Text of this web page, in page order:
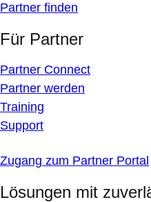
Partner finden
Für Partner
Partner Connect
Partner werden
Training
Support
Zugang zum Partner Portal
Lösungen mit